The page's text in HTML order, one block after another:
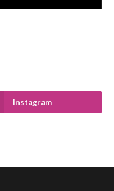
Instagram